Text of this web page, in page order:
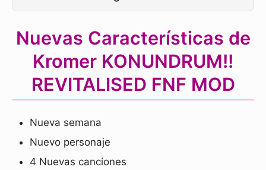
Nuevas Características de
Kromer KONUNDRUM!!
REVITALISED FNF MOD
Nueva semana
Nuevo personaje
4 Nuevas canciones